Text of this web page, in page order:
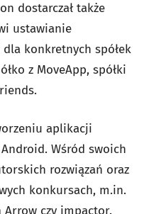
dostarczał także
ustawianie
konkretnych spółek
z MoveApp, spółki
aplikacji
Wśród swoich
rozwiązań oraz
konkursach, m.in.
Arrow czy impactor.